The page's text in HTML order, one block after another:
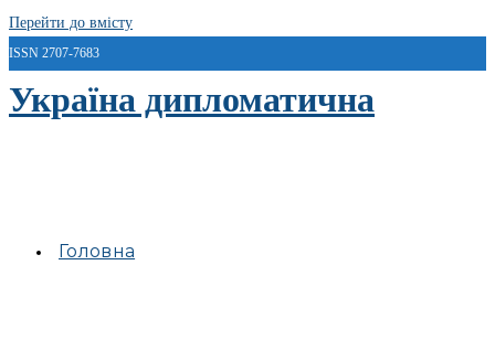
Перейти до вмісту
ISSN 2707-7683
Україна дипломатична
Головна